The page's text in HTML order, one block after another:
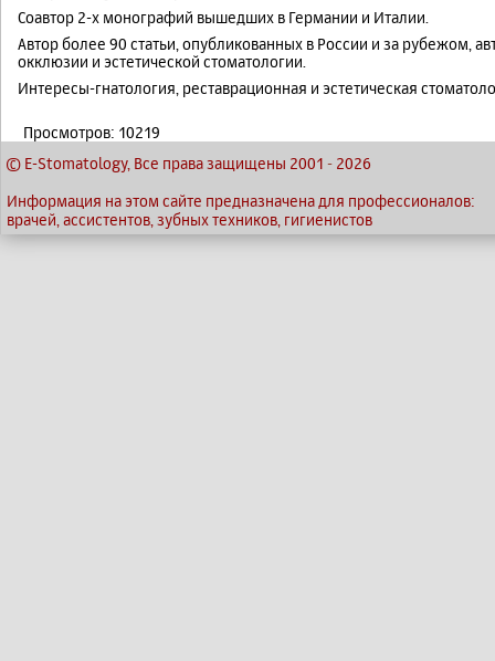
Соавтор 2-х монографий вышедших в Германии и Италии.
Автор более 90 статьи, опубликованных в России и за рубежом,
окклюзии и эстетической стоматологии.
Интересы-гнатология, реставрационная и эстетическая
Просмотров: 10219
© E-Stomatology, Все права защищены 2001 - 2026
Информация на этом сайте предназначена для профессионалов:
врачей, ассистентов, зубных техников, гигиенистов